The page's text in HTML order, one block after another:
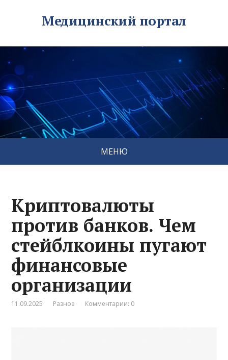
Медицинский портал
МЕНЮ
Криптовалюты
против банков. Чем
стейблкоины пугают
финансовые
организации
11.09.2025 Разное Комментарии: 0